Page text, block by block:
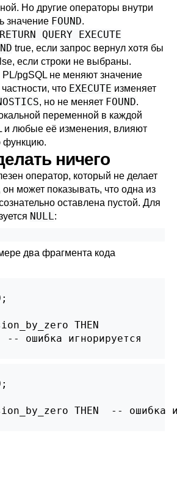
Но другие операторы внутри
значение FOUND.
RETURN QUERY EXECUTE
true, если запрос вернул хотя бы
если строки не выбраны.
PL/pgSQL не меняют значение
что EXECUTE изменяет
, но не меняет FOUND.
переменной в каждой
и любые её изменения, влияют
функцию.
ничего
оператор, который не делает
может показывать, что одна из
оставлена пустой. Для
NULL:
два фрагмента кода
THEN
-- ошибка игнорируется
THEN  -- ошибка